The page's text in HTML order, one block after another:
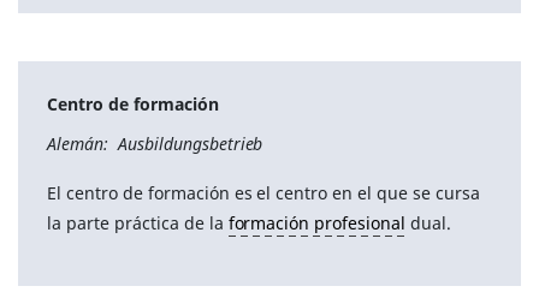
Centro de formación
Alemán: Ausbildungsbetrieb
El centro de formación es el centro en el que se cursa
la parte práctica de la formación profesional dual.